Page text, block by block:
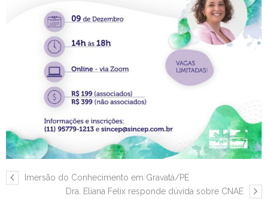
Imersão do Conhecimento em Gravatá/PE
Dra. Eliana Felix responde dúvida sobre CNAE